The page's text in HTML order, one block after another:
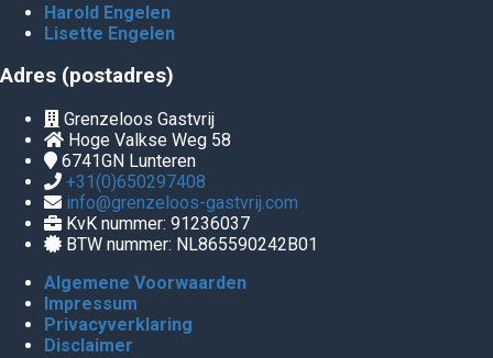
Harold Engelen
Lisette Engelen
Adres (postadres)
Grenzeloos Gastvrij
Hoge Valkse Weg 58
6741GN Lunteren
+31(0)650297408
info@grenzeloos-gastvrij.com
KvK nummer: 91236037
BTW nummer: NL865590242B01
Algemene Voorwaarden
Impressum
Privacyverklaring
Disclaimer